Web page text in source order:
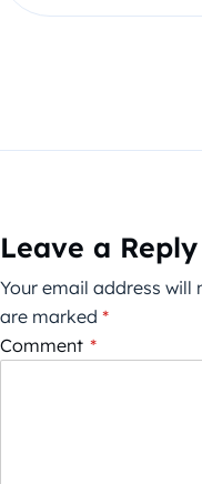
Leave a Reply
Your email address will
are marked *
Comment *